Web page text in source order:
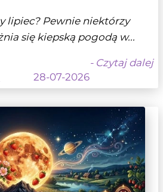
lipiec? Pewnie niektórzy
się kiepską pogodą w...
- Czytaj dalej
28-07-2026